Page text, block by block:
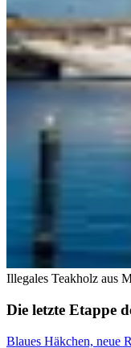
Illegales Teakholz aus
Die letzte Etappe
Blaues Häkchen, neue